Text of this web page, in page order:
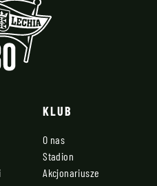
KLUB
O nas
Stadion
Akcjonariusze